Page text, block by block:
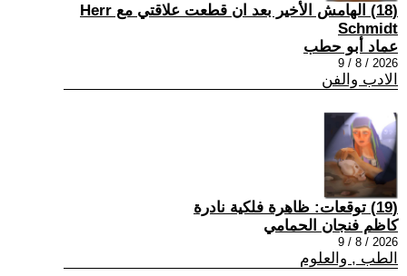
(18) الهامش الأخير بعد ان قطعت علاقتي مع Herr
Schmidt
عماد أبو حطب
2026 / 8 / 9
الادب والفن
(19) توقعات: ظاهرة فلكية نادرة
كاظم فنجان الحمامي
2026 / 8 / 9
الطب , والعلوم